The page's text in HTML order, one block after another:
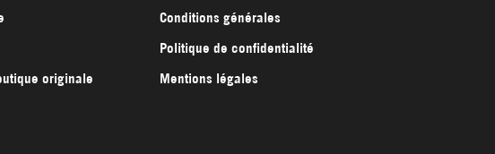
originale
Conditions générales
Politique de confidentialité
Mentions légales